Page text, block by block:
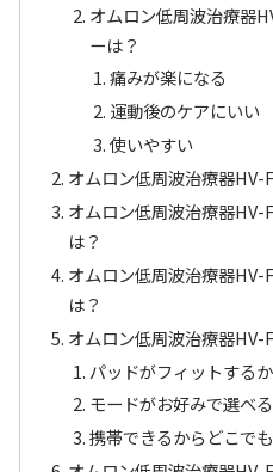
オムロン低周波治療器
ーは？
痛みが楽になる
運動後のケアにいい
使いやすい
オムロン低周波治療器HV-
オムロン低周波治療器
は？
オムロン低周波治療器
は？
オムロン低周波治療器HV-
パッドがフィットする
モードがお好みで選べる
携帯できるからどこで